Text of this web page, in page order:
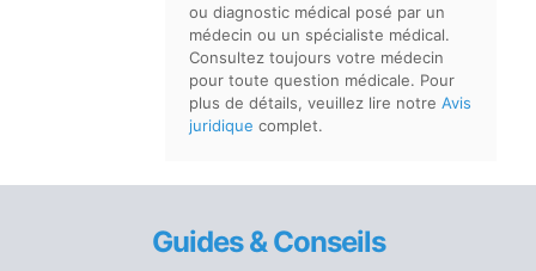
ou diagnostic médical posé par un
médecin ou un spécialiste médical.
Consultez toujours votre médecin
pour toute question médicale. Pour
plus de détails, veuillez lire notre Avis
juridique complet.
Guides & Conseils